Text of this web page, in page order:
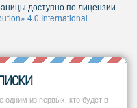
доступно по лицензии
4.0 International
из первых, кто будет в